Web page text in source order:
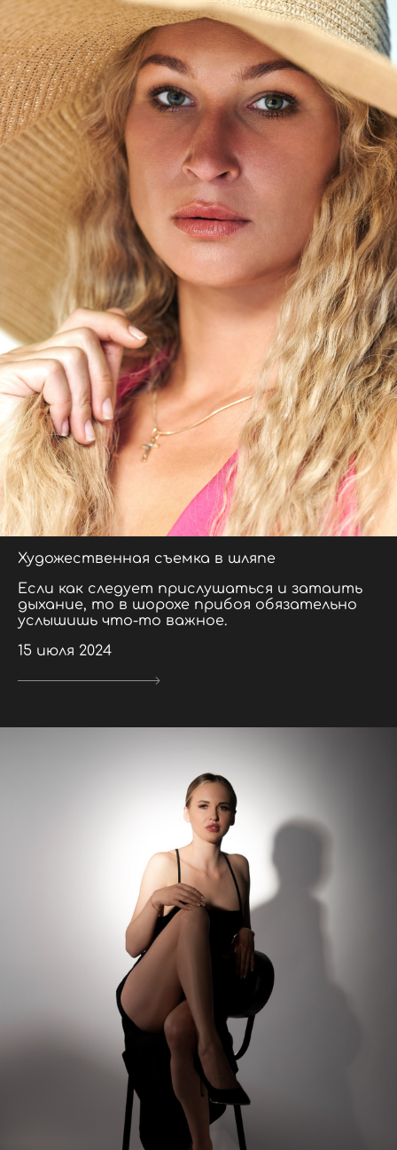
Художественная съемка в шляпе
Если как следует прислушаться и затаить
дыхание, то в шорохе прибоя обязательно
услышишь что-то важное.
15 июля 2024